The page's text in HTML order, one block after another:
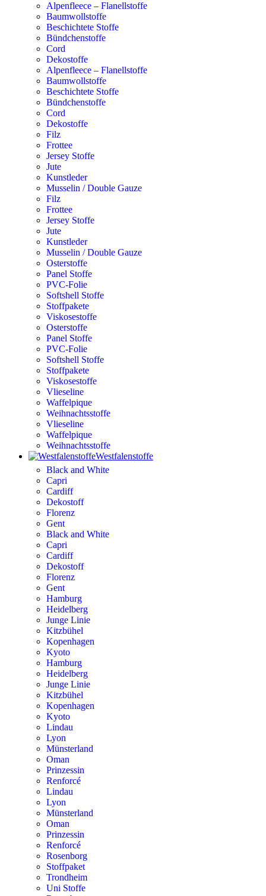
Alpenfleece – Flanellstoffe
Baumwollstoffe
Beschichtete Stoffe
Bündchenstoffe
Cord
Dekostoffe
Alpenfleece – Flanellstoffe
Baumwollstoffe
Beschichtete Stoffe
Bündchenstoffe
Cord
Dekostoffe
Filz
Frottee
Jersey Stoffe
Jute
Kunstleder
Musselin / Double Gauze
Filz
Frottee
Jersey Stoffe
Jute
Kunstleder
Musselin / Double Gauze
Osterstoffe
Panel Stoffe
PVC-Folie
Softshell Stoffe
Stoffpakete
Viskosestoffe
Osterstoffe
Panel Stoffe
PVC-Folie
Softshell Stoffe
Stoffpakete
Viskosestoffe
Vlieseline
Waffelpique
Weihnachtsstoffe
Vlieseline
Waffelpique
Weihnachtsstoffe
Westfalenstoffe
Black and White
Capri
Cardiff
Dekostoff
Florenz
Gent
Black and White
Capri
Cardiff
Dekostoff
Florenz
Gent
Hamburg
Heidelberg
Junge Linie
Kitzbühel
Kopenhagen
Kyoto
Hamburg
Heidelberg
Junge Linie
Kitzbühel
Kopenhagen
Kyoto
Lindau
Lyon
Münsterland
Oman
Prinzessin
Renforcé
Lindau
Lyon
Münsterland
Oman
Prinzessin
Renforcé
Rosenborg
Stoffpaket
Trondheim
Uni Stoffe